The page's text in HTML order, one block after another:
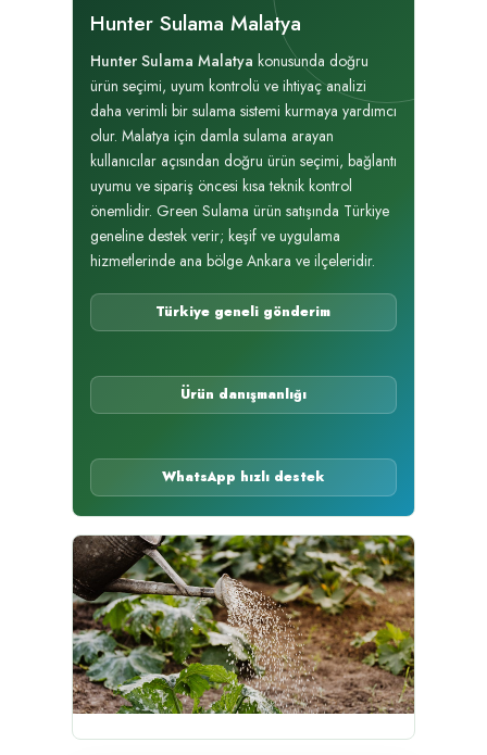
Hunter Sulama Malatya
Hunter Sulama Malatya konusunda doğru
ürün seçimi, uyum kontrolü ve ihtiyaç analizi
daha verimli bir sulama sistemi kurmaya yardımcı
olur. Malatya için damla sulama arayan
kullanıcılar açısından doğru ürün seçimi, bağlantı
uyumu ve sipariş öncesi kısa teknik kontrol
önemlidir. Green Sulama ürün satışında Türkiye
geneline destek verir; keşif ve uygulama
hizmetlerinde ana bölge Ankara ve ilçeleridir.
Türkiye geneli gönderim
Ürün danışmanlığı
WhatsApp hızlı destek